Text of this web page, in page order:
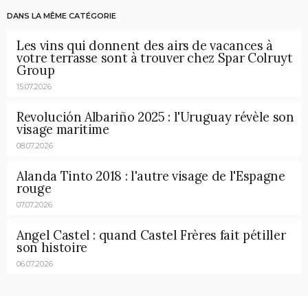
DANS LA MÊME CATÉGORIE
Les vins qui donnent des airs de vacances à
votre terrasse sont à trouver chez Spar Colruyt
Group
15.07.2026
Revolución Albariño 2025 : l'Uruguay révèle son
visage maritime
08.07.2026
Alanda Tinto 2018 : l'autre visage de l'Espagne
rouge
07.07.2026
Angel Castel : quand Castel Frères fait pétiller
son histoire
06.07.2026